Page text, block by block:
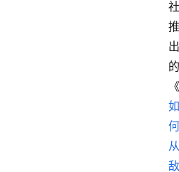
社
推
出
的
《
如
何
从
敌